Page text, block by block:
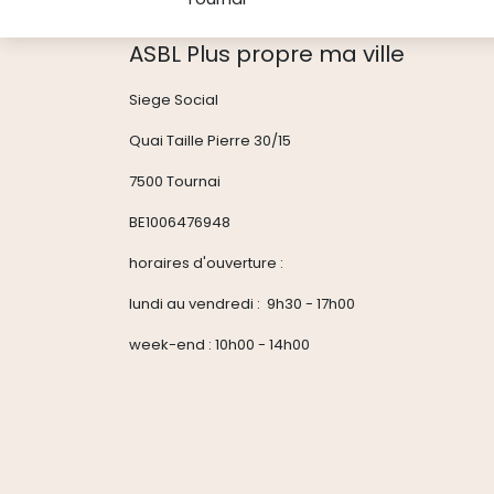
ASBL Plus propre ma ville
Siege Social
Quai Taille Pierre 30/15
7500 Tournai
BE1006476948
horaires d'ouverture :
lundi au vendredi : 9h30 - 17h00
week-end : 10h00 - 14h00